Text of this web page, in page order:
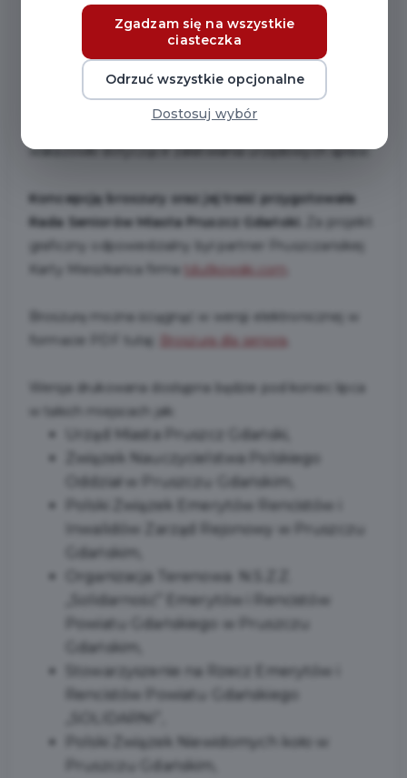
Miejska Pruszcz Gdański wydała broszurę z
informacjami przydatnymi dla mieszkańców naszego
miasta, a szczególnie dla osób w wieku senioralnym.
Znajdują się tam m.in. numery telefonów do urzędów,
służb mundurowych, przychodni; adresy parafii,
wskazówki dotyczące załatwiania urzędowych spraw.
Koncepcję broszury oraz jej treść przygotowała
Rada Seniorów Miasta Pruszcz Gdański.
graficzny odpowiedzialny był partner Pruszczańskiej
tdutkowski.com
Broszurę można ściągnąć w wersji elektronicznej w
formacie PDF tutaj:
Broszura dla seniora
Wersja drukowana dostępna będzie pod koniec lipca
w takich miejscach jak:
Urząd Miasta Pruszcz Gdański,
Związek Nauczycielstwa Polskiego
Oddział w Pruszczu Gdańskim,
Polski Związek Emerytów Rencistów i
Inwalidów Zarząd Rejonowy w Pruszczu
Gdańskim,
Organizacja Terenowa N.S.Z.Z.
„Solidarność” Emerytów i Rencistów
Powiatu Gdańskiego w Pruszczu
Gdańskim,
Stowarzyszenie na Rzecz Emerytów i
Rencistów Powiatu Gdańskiego
Polski Związek Niewidomych koło w
Pruszczu Gdańskim,
Zgadzam się na wszystkie
ciasteczka
Odrzuć wszystkie opcjonalne
Dostosuj wybór